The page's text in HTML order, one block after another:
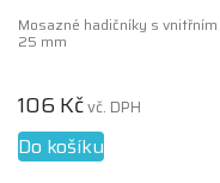
Mosazné hadičníky s
25 mm
106 Kčvč. DPH
Do košíku